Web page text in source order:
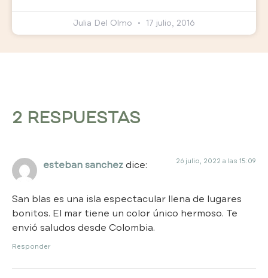
Julia Del Olmo 17 julio, 2016
2 RESPUESTAS
esteban sanchezdice: 26 julio, 2022 a las 15:09
San blas es una isla espectacular llena de lugares
bonitos. El mar tiene un color único hermoso. Te
envió saludos desde Colombia.
Responder